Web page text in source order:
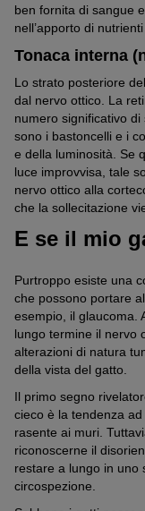
ben fornita di sangue
nell’apporto di
Tonaca interna
Lo strato posteriore
dal nervo ottico. La
numero significativo
sono i bastoncelli e i
e della luminosità. Se
luce improvvisa, tale
nervo ottico alla
che la sollecitazione
E se il mio
Purtroppo esiste una
che possono portare
esempio, il glaucoma.
lungo termine il nervo
alterazioni di natura
della vista del gatto.
Il primo segno
cieco è la tendenza
rasente ai muri.
riconoscerne il
restare a lungo in uno
circospezione.